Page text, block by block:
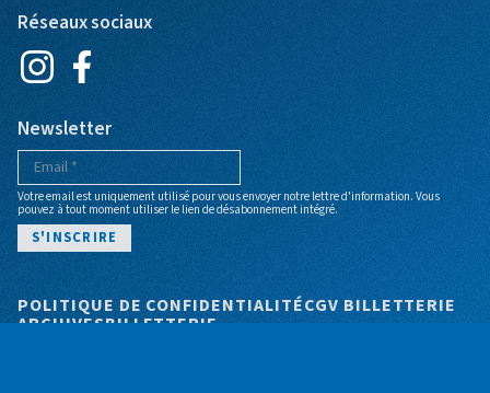
Réseaux sociaux
Newsletter
Votre email est uniquement utilisé pour vous envoyer notre lettre d'information. Vous
pouvez à tout moment utiliser le lien de désabonnement intégré.
Pied de page
POLITIQUE DE CONFIDENTIALITÉCGV BILLETTERIE
ARCHIVESBILLETTERIE